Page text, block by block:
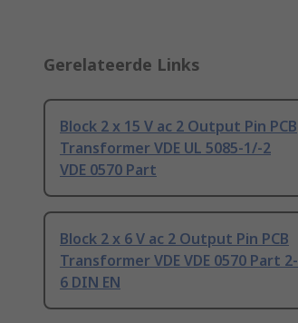
Gerelateerde Links
Block 2 x 15 V ac 2 Output Pin PCB
Transformer VDE UL 5085-1/-2
VDE 0570 Part
Block 2 x 6 V ac 2 Output Pin PCB
Transformer VDE VDE 0570 Part 2-
6 DIN EN